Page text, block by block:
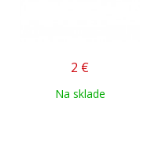
2 €
Na sklade